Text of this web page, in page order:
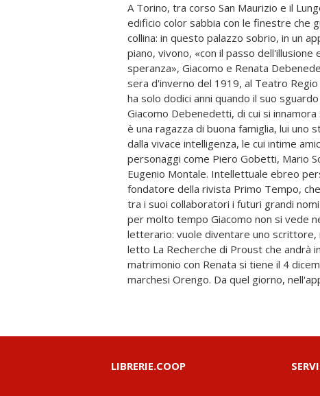
A Torino, tra corso San Maurizio e il
edificio color sabbia con le finestre che
collina: in questo palazzo sobrio, in un
piano, vivono, «con il passo dell'illusione
speranza», Giacomo e Renata
sera d'inverno del 1919, al Teatro
ha solo dodici anni quando il suo
Giacomo Debenedetti, di cui si
è una ragazza di buona famiglia, lui uno
dalla vivace intelligenza, le cui intime
personaggi come Piero Gobetti, Mario
Eugenio Montale. Intellettuale ebreo
fondatore della rivista Primo Tempo,
tra i suoi collaboratori i futuri grandi
per molto tempo Giacomo non si vede
letterario: vuole diventare uno scrittore,
letto La Recherche di Proust che andrà
matrimonio con Renata si tiene il 4
marchesi Orengo. Da quel giorno,
Lungo Po, nasce un mondo nuovo,
scrittori, da giovani intellettuali e grandi
a Roma, in casa Debenedetti non è
Moravia, Elsa Morante, Alberto
Aleramo, Maria Bellonci, Aldo
felicemente trascorrere all'insegna
vita del più grande critico italiano del
moglie, è destinata a un repentino
loro esistenza viene sconvolta dalle
desolazione della guerra, la fuga a
ricostruzione, le disillusioni di una
disseminata di grandi riconoscimenti e atroci
di MoranteMoravia, Anna Folli
Debenedetti, l'intellettuale ammalato
sua moglie Renata, che non ha mai rinunciato
inquieto e inafferrabile, trasformando in
famiglia colta, difficile, unica, che per
propria esistenza con quella degli artisti e
LIBRERIE.COOP